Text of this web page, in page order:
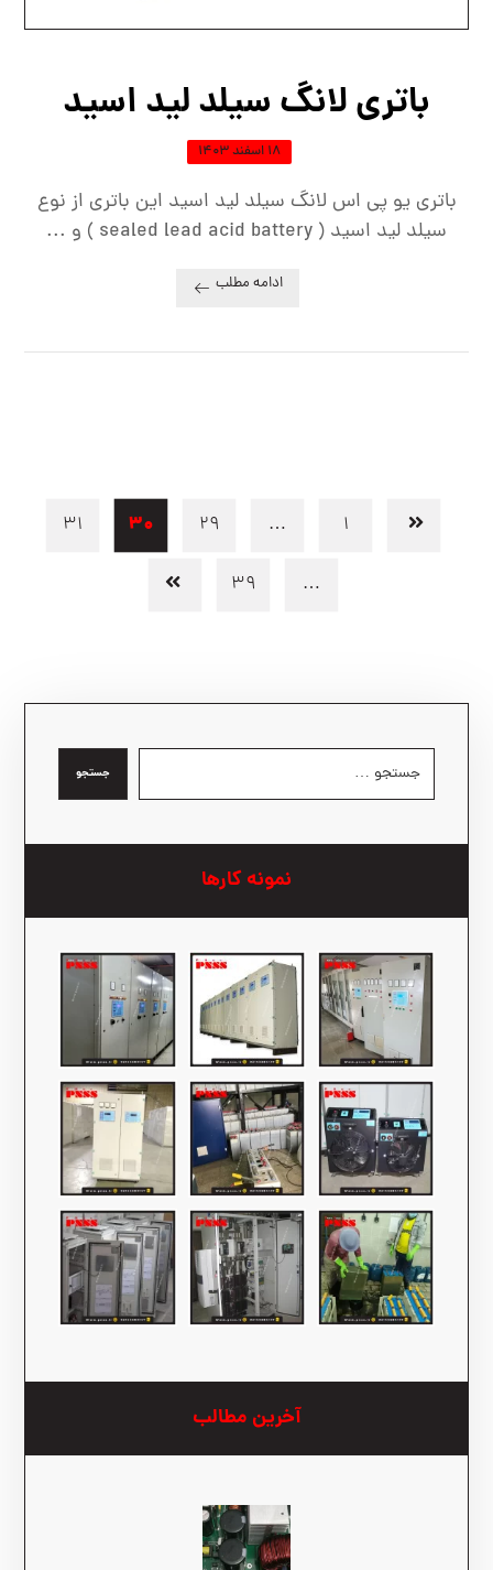
باتری لانگ سیلد لید اسید
۱۸ اسفند ۱۴۰۳
باتری یو پی اس لانگ سیلد لید اسید این باتری از نوع
سیلد لید اسید ( sealed lead acid battery ) و ...
ادامه مطلب
۱ … ۲۹ ۳۰ ۳۱
… ۳۹
جستجو
نمونه کارها
آخرین مطالب